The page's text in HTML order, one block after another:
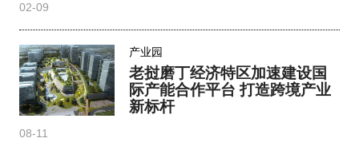
02-09
产业园
老挝磨丁经济特区加速建设国
际产能合作平台 打造跨境产业
新标杆
08-11